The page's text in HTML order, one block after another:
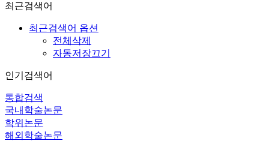
최근검색어
최근검색어 옵션
전체삭제
자동저장끄기
인기검색어
통합검색
국내학술논문
학위논문
해외학술논문